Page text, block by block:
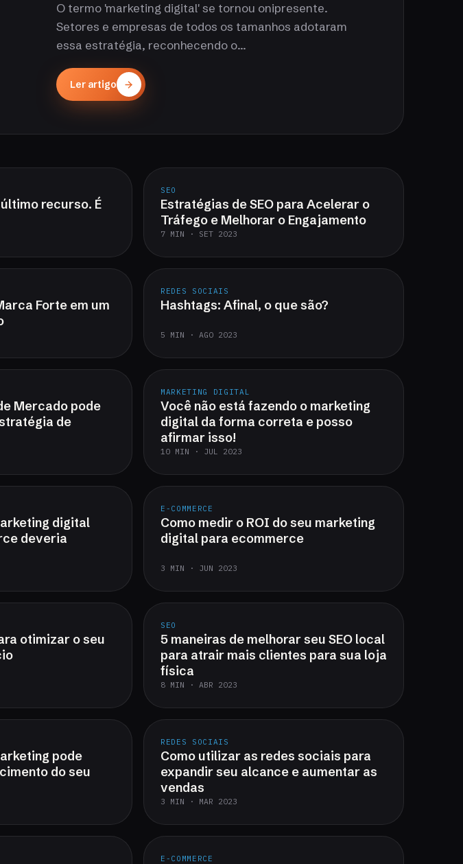
O termo 'marketing digital' se tornou onipresente.
Setores e empresas de todos os tamanhos adotaram
essa estratégia, reconhecendo o...
Ler artigo
recurso. É
SEO
Estratégias de SEO para Acelerar o
Tráfego e Melhorar o Engajamento
7 MIN · SET 2023
Forte em um
REDES SOCIAIS
Hashtags: Afinal, o que são?
5 MIN · AGO 2023
Mercado pode
de
MARKETING DIGITAL
Você não está fazendo o marketing
digital da forma correta e posso
afirmar isso!
10 MIN · JUL 2023
digital
deveria
E-COMMERCE
Como medir o ROI do seu marketing
digital para ecommerce
3 MIN · JUN 2023
otimizar o seu
SEO
5 maneiras de melhorar seu SEO local
para atrair mais clientes para sua loja
física
8 MIN · ABR 2023
pode
do seu
REDES SOCIAIS
Como utilizar as redes sociais para
expandir seu alcance e aumentar as
vendas
3 MIN · MAR 2023
E-COMMERCE